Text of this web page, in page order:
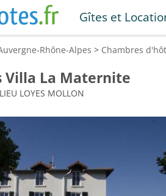
Gîtes et
Rhône-Alpes > Chambres
Villa La Maternite
LOYES MOLLON